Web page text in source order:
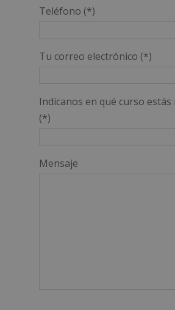
Teléfono (*)
Tu correo electrónico (*)
Indícanos en qué curso
(*)
Mensaje